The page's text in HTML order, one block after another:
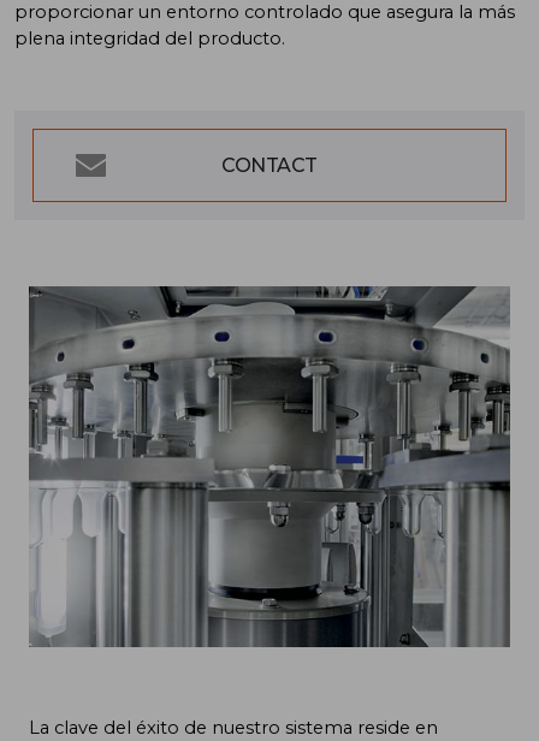
proporcionar un entorno controlado que asegura la más
plena integridad del producto.
CONTACT
La clave del éxito de nuestro sistema reside en